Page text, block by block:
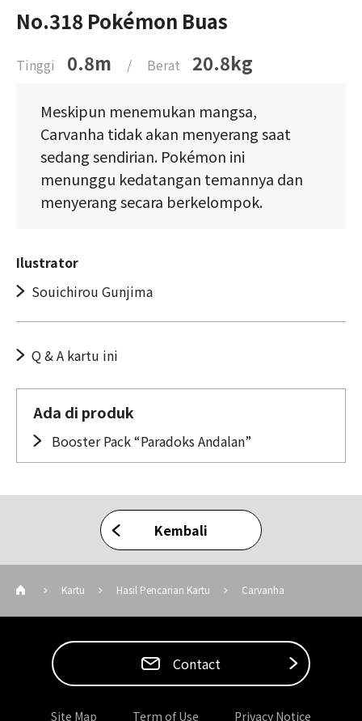
No.318 Pokémon Buas
Tinggi 0.8m / Berat 20.8kg
Meskipun menemukan mangsa,
Carvanha tidak akan menyerang saat
sedang sendirian. Pokémon ini
menunggu kedatangan temannya dan
menyerang secara berkelompok.
Ilustrator
Souichirou Gunjima
Q & A kartu ini
Ada di produk
Booster Pack “Paradoks Andalan”
Kembali
Kartu Hasil Pencarian Kartu Carvanha
Contact
Site Map Term of Use Privacy Notice